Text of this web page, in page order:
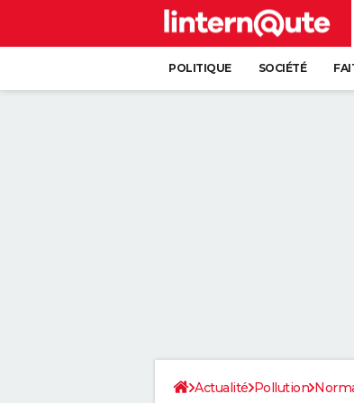
POLITIQUE SOCIÉTÉ
Actualité Pollution